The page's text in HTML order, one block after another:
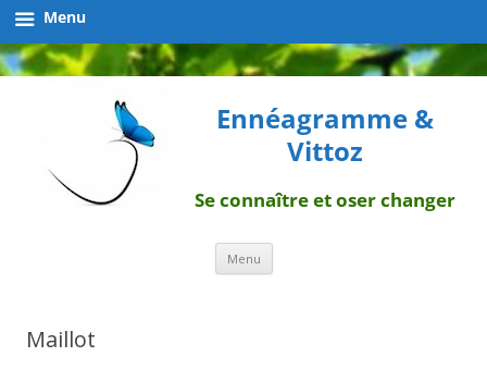
Ennéagramme &
Vittoz
Se connaître et oser changer
Menu Aller
contenu
Maillot
Menu